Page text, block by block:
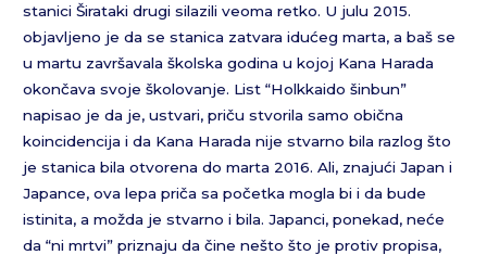
stanici Širataki drugi silazili veoma retko. U julu 2015.
objavljeno je da se stanica zatvara idućeg marta, a baš se
u martu završavala školska godina u kojoj Kana Harada
okončava svoje školovanje. List “Holkkaido šinbun”
napisao je da je, ustvari, priču stvorila samo obična
koincidencija i da Kana Harada nije stvarno bila razlog što
je stanica bila otvorena do marta 2016. Ali, znajući Japan i
Japance, ova lepa priča sa početka mogla bi i da bude
istinita, a možda je stvarno i bila. Japanci, ponekad, neće
da “ni mrtvi” priznaju da čine nešto što je protiv propisa,